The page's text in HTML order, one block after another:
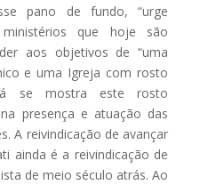
pano de fundo, “urge
que hoje são
aos objetivos de “uma
e uma Igreja com rosto
se mostra este rosto
presença e atuação das
A reivindicação de avançar
ainda é a reivindicação de
de meio século atrás. Ao